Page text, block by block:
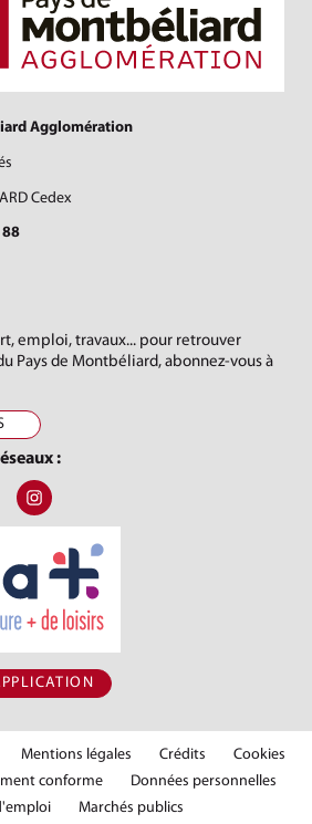
Agglomération
Cedex
88
emploi, travaux... pour retrouver
Pays de Montbéliard, abonnez-vous à
:
J'aime le Pays de Montbéliard
Youtube, Pays de Montbéliard
nous sur X, Pays de Montbéliard
Suivez-nous sur Instagram, Pays de
Mentions légales Crédits
Cookies
conforme
Données personnelles
Marchés publics